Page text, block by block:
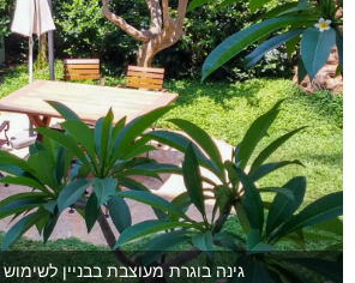
גינה בוגרת מעוצבת בבניין